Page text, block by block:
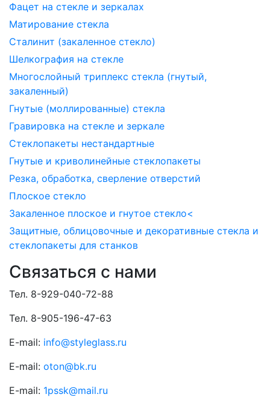
Фацет на стекле и зеркалах
Матирование стекла
Сталинит (закаленное стекло)
Шелкография на стекле
Многослойный триплекс стекла (гнутый,
закаленный)
Гнутые (моллированные) стекла
Гравировка на стекле и зеркале
Стеклопакеты нестандартные
Гнутые и криволинейные стеклопакеты
Резка, обработка, сверление отверстий
Плоское стекло
Закаленное плоское и гнутое стекло<
Защитные, облицовочные и декоративные стекла и
стеклопакеты для станков
Связаться с нами
Тел. 8-929-040-72-88
Тел. 8-905-196-47-63
E-mail: info@styleglass.ru
E-mail: oton@bk.ru
E-mail: 1pssk@mail.ru